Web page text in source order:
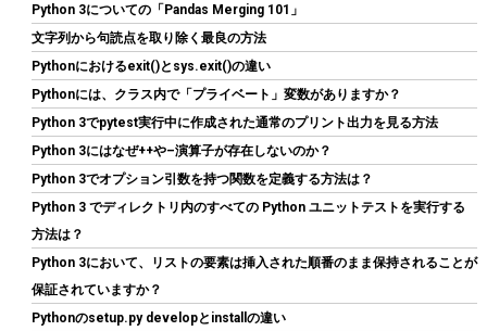
CFD販売 デスクトップPC用メモリ グラフェン 銅箔 ヒートシンク
DDR5-5600 32GB×2枚 (64GB) 相性保証 288pin シー・エフ・デー
販売 CFD Standard W5U5600CS-32GC46F
GBP 465.62
詳細は
こちら)
Python 3についての「Pandas Merging 101」
文字列から句読点を取り除く最良の方法
Pythonにおけるexit()とsys.exit()の違い
Pythonには、クラス内で「プライベート」変数がありますか？
Python 3でpytest実行中に作成された通常のプリント出力を見る方法
Python 3にはなぜ++や–演算子が存在しないのか？
Python 3でオプション引数を持つ関数を定義する方法は？
Python 3 でディレクトリ内のすべての Python ユニットテストを実行する
方法は？
Python 3において、リストの要素は挿入された順番のまま保持されることが
保証されていますか？
Pythonのsetup.py developとinstallの違い